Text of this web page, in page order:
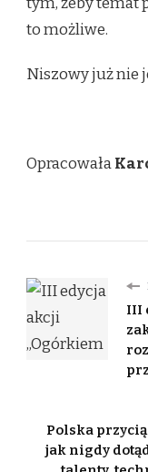
to możliwe.
Niszowy już nie
Opracowała
III
Polska
jak nigdy